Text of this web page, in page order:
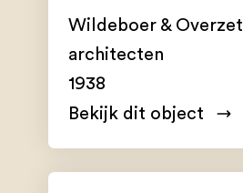
Wildeboer & Overzet
architecten
1938
Bekijk dit object